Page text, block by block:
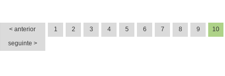
< anterior 1 2 3 4 5 6 7 8 9 10
seguinte >